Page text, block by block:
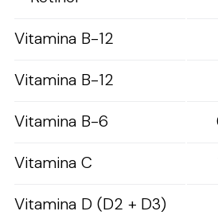
Vitamina B-12
Vitamina B-12
Vitamina B-6
Vitamina C
Vitamina D (D2 + D3)